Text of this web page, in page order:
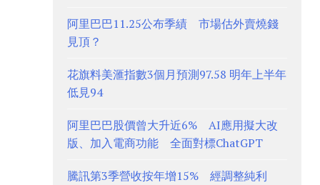
阿里巴巴11.25公布季績 市場估外賣燒錢
見頂？
花旗料美滙指數3個月預測97.58 明年上半年
低見94
阿里巴巴股價曾大升近6% AI應用擬大改
版、加入電商功能 全面對標ChatGPT
騰訊第3季營收按年增15% 經調整純利